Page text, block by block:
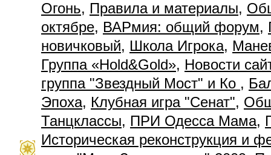
Огонь, Правила и материалы,
октябре, ВАРмия: общий форум,
новичковый, Школа Игрока,
Группа «Hold&Gold», Новости
группа "Звездный Мост" и Ко ,
Эпоха, Клубная игра "Сенат",
Танцклассы, ПРИ Одесса Мама,
Историческая реконструкция и